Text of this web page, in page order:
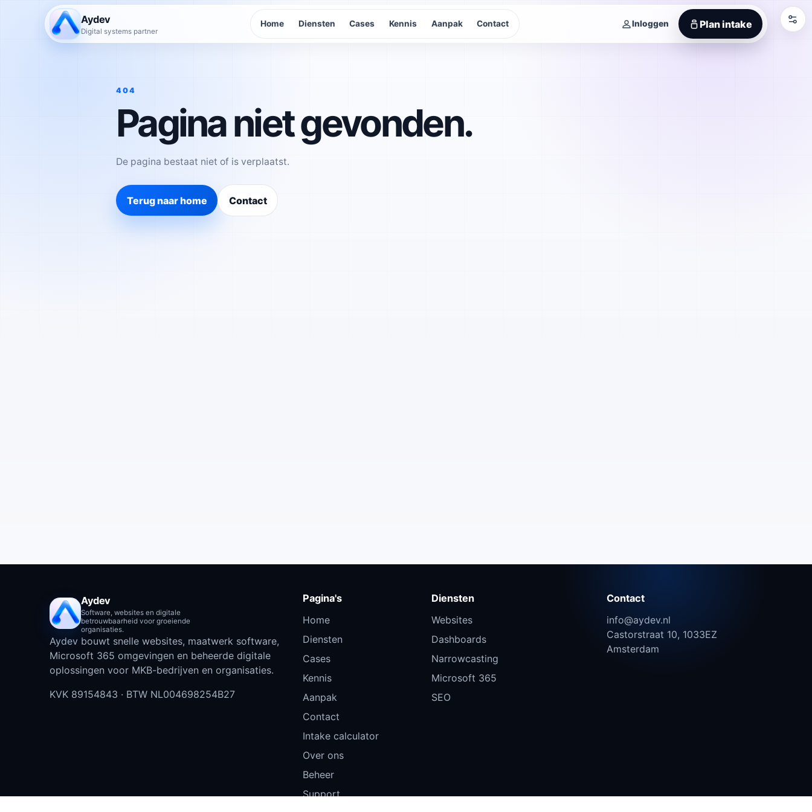
Aydev
Digital systems partner
Home Diensten Cases Kennis Aanpak Contact Inloggen Plan intake
404
Pagina niet gevonden.
De pagina bestaat niet of is verplaatst.
Terug naar home Contact
Aydev
Software, websites en digitale
betrouwbaarheid voor groeiende
organisaties.
Aydev bouwt snelle websites, maatwerk software,
Microsoft 365 omgevingen en beheerde digitale
oplossingen voor MKB-bedrijven en organisaties.
KVK 89154843 · BTW NL004698254B27
Pagina's
Home
Diensten
Cases
Kennis
Aanpak
Contact
Intake calculator
Over ons
Beheer
Support
Diensten
Websites
Dashboards
Narrowcasting
Microsoft 365
SEO
Contact
info@aydev.nl
Castorstraat 10, 1033EZ
Amsterdam